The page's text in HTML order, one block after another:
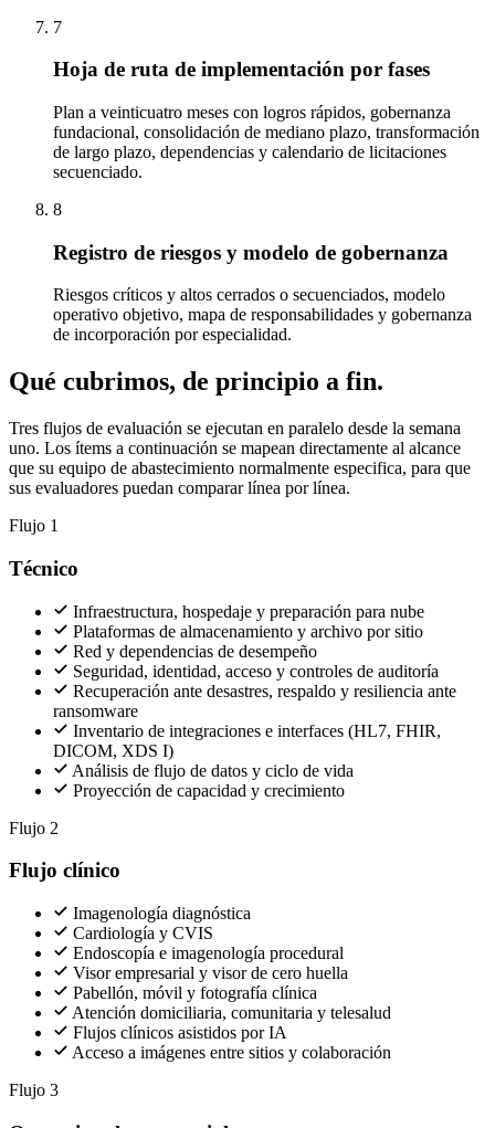
7
Hoja de ruta de implementación por fases
Plan a veinticuatro meses con logros rápidos, gobernanza
fundacional, consolidación de mediano plazo, transformación
de largo plazo, dependencias y calendario de licitaciones
secuenciado.
8
Registro de riesgos y modelo de gobernanza
Riesgos críticos y altos cerrados o secuenciados, modelo
operativo objetivo, mapa de responsabilidades y gobernanza
de incorporación por especialidad.
Qué cubrimos, de principio a fin.
Tres flujos de evaluación se ejecutan en paralelo desde la semana
uno. Los ítems a continuación se mapean directamente al alcance
que su equipo de abastecimiento normalmente especifica, para que
sus evaluadores puedan comparar línea por línea.
Flujo 1
Técnico
Infraestructura, hospedaje y preparación para nube
Plataformas de almacenamiento y archivo por sitio
Red y dependencias de desempeño
Seguridad, identidad, acceso y controles de auditoría
Recuperación ante desastres, respaldo y resiliencia ante
ransomware
Inventario de integraciones e interfaces (HL7, FHIR,
DICOM, XDS I)
Análisis de flujo de datos y ciclo de vida
Proyección de capacidad y crecimiento
Flujo 2
Flujo clínico
Imagenología diagnóstica
Cardiología y CVIS
Endoscopía e imagenología procedural
Visor empresarial y visor de cero huella
Pabellón, móvil y fotografía clínica
Atención domiciliaria, comunitaria y telesalud
Flujos clínicos asistidos por IA
Acceso a imágenes entre sitios y colaboración
Flujo 3